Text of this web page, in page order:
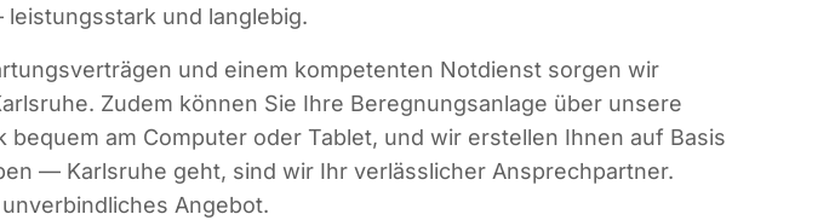
und langlebig.
und einem kompetenten Notdienst sorgen wir
Zudem können Sie Ihre Beregnungsanlage über unsere
am Computer oder Tablet, und wir erstellen Ihnen auf Basis
— Karlsruhe geht, sind wir Ihr verlässlicher Ansprechpartner.
Angebot.